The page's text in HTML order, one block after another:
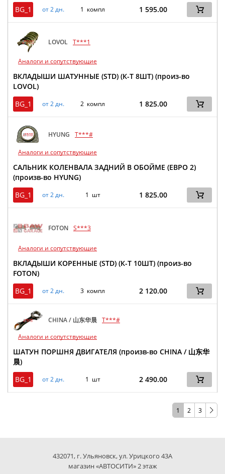
BG_1
от 2 дн. 1 компл 1 595.00
LOVOL T***1
Аналоги и сопутствующие
ВКЛАДЫШИ ШАТУННЫЕ (STD) (К-Т 8ШТ) (произ-во
LOVOL)
BG_1
от 2 дн. 2 компл 1 825.00
HYUNG T***#
Аналоги и сопутствующие
САЛЬНИК КОЛЕНВАЛА ЗАДНИЙ В ОБОЙМЕ (ЕВРО 2)
(произв-во HYUNG)
BG_1
от 2 дн. 1 шт 1 825.00
FOTON S***3
Аналоги и сопутствующие
ВКЛАДЫШИ КОРЕННЫЕ (STD) (К-Т 10ШТ) (произ-во
FOTON)
BG_1
от 2 дн. 3 компл 2 120.00
CHINA / 山东华晨 T***#
Аналоги и сопутствующие
ШАТУН ПОРШНЯ ДВИГАТЕЛЯ (произв-во CHINA / 山东华
晨)
BG_1
от 2 дн. 1 шт 2 490.00
1 2 3
432071, г. Ульяновск, ул. Урицкого 43А
магазин «АВТОСИТИ» 2 этаж